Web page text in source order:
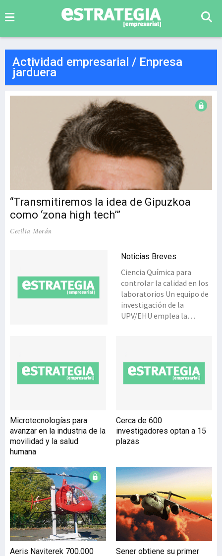
Actividad empresarial / Enpresa
jarduera
“Transmitiremos la idea de Gipuzkoa
como ‘zona high tech’”
Cecilia Morán
Noticias Breves
Ciencia Química para
controlar la calidad en los
laboratorios Un equipo de
investigación de la
UPV/EHU emplea la
industriales y oficiales. Las
empresas necesitan de la
I+D+i para competir a
procesos y productos. El
término ‘calidad’ tiene
diferentes percepciones y
objetivo es, siempre,
satisfacer las expectativas
y necesidades de los
clientes. El aseguramiento
de este parámetro se lleva
a cabo, normalmente, por
procedimientos de control
Microtecnologías para
avanzar en la industria de la
movilidad y la salud
humana
Cerca de 600
investigadores optan a 15
plazas
Aeris Naviterek 700.000
Sener obtiene su primer